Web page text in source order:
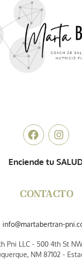
Enciende tu
CONTACTO
info@martabertran-
Pni LLC - 500 4th St NW
NM 87102 -